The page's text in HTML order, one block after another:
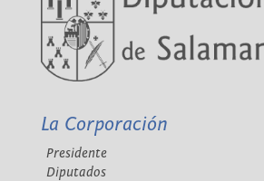
La Corporación
Presidente
Diputados